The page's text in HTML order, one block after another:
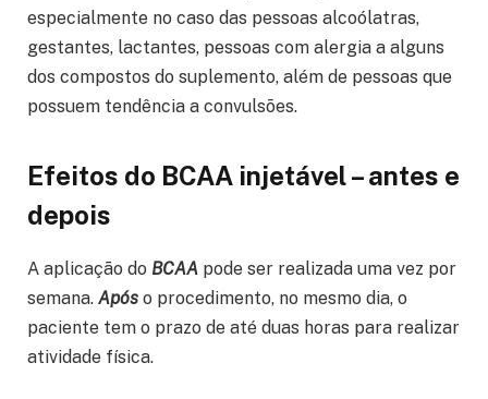
especialmente no caso das pessoas alcoólatras,
gestantes, lactantes, pessoas com alergia a alguns
dos compostos do suplemento, além de pessoas que
possuem tendência a convulsões.
Efeitos do BCAA injetável – antes e
depois
A aplicação do BCAA pode ser realizada uma vez por
semana. Após o procedimento, no mesmo dia, o
paciente tem o prazo de até duas horas para realizar
atividade física.